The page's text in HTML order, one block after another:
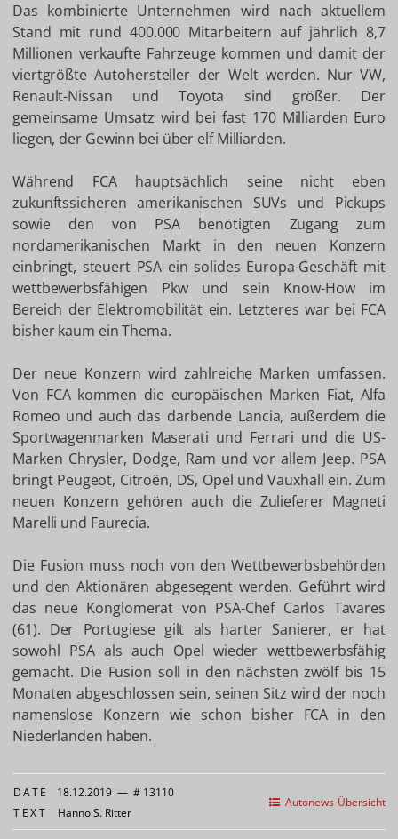
Das kombinierte Unternehmen wird nach aktuellem
Stand mit rund 400.000 Mitarbeitern auf jährlich 8,7
Millionen verkaufte Fahrzeuge kommen und damit der
viertgrößte Autohersteller der Welt werden. Nur VW,
Renault-Nissan und Toyota sind größer. Der
gemeinsame Umsatz wird bei fast 170 Milliarden Euro
liegen, der Gewinn bei über elf Milliarden.
Während FCA hauptsächlich seine nicht eben
zukunftssicheren amerikanischen SUVs und Pickups
sowie den von PSA benötigten Zugang zum
nordamerikanischen Markt in den neuen Konzern
einbringt, steuert PSA ein solides Europa-Geschäft mit
wettbewerbsfähigen Pkw und sein Know-How im
Bereich der Elektromobilität ein. Letzteres war bei FCA
bisher kaum ein Thema.
Der neue Konzern wird zahlreiche Marken umfassen.
Von FCA kommen die europäischen Marken Fiat, Alfa
Romeo und auch das darbende Lancia, außerdem die
Sportwagenmarken Maserati und Ferrari und die US-
Marken Chrysler, Dodge, Ram und vor allem Jeep. PSA
bringt Peugeot, Citroën, DS, Opel und Vauxhall ein. Zum
neuen Konzern gehören auch die Zulieferer Magneti
Marelli und Faurecia.
Die Fusion muss noch von den Wettbewerbsbehörden
und den Aktionären abgesegent werden. Geführt wird
das neue Konglomerat von PSA-Chef Carlos Tavares
(61). Der Portugiese gilt als harter Sanierer, er hat
sowohl PSA als auch Opel wieder wettbewerbsfähig
gemacht. Die Fusion soll in den nächsten zwölf bis 15
Monaten abgeschlossen sein, seinen Sitz wird der noch
namenslose Konzern wie schon bisher FCA in den
Niederlanden haben.
Autonews-Übersicht
DATE 18.12.2019 — # 13110
TEXT Hanno S. Ritter